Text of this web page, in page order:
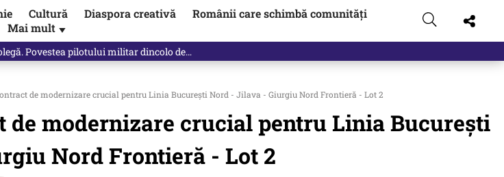
Cultură Diaspora creativă
Românii care schimbă comunități
Mai mult ▼
Povestea pilotului militar dincolo de…
de modernizare crucial pentru Linia București Nord - Jilava - Giurgiu Nord Frontieră - Lot 2
de modernizare crucial pentru Linia București
Nord Frontieră - Lot 2